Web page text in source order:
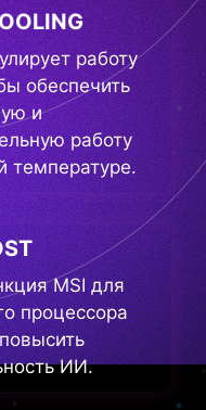
работу
обеспечить
и
работу
температуре.
MSI для
процессора
ИИ.